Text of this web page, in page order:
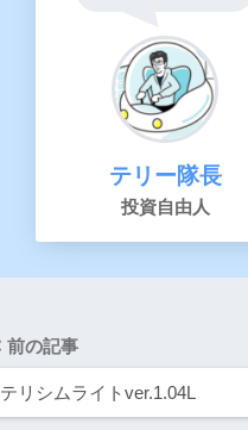
テリー隊長
投資自由人
前の記事
テリシムライトver.1.04L